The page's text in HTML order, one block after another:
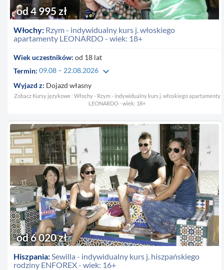
Włochy: Rzym - indywidualny kurs j. włoskiego
apartamenty LEONARDO - wiek: 18+
od 4 995 zł
Wiek uczestników: od 18 lat
Termin: 09.08 – 22.08.2026 keyboard_arrow_down
Wyjazd z: Dojazd własny
Zobacz Kursy językowe : Włochy - Rzym - indywidualny kurs j. włoskiego apartamenty
LEONARDO - wiek: 18+
Hiszpania: Sewilla - indywidualny kurs j. hiszpańskiego
rodziny ENFOREX - wiek: 16+
od 6 020 zł